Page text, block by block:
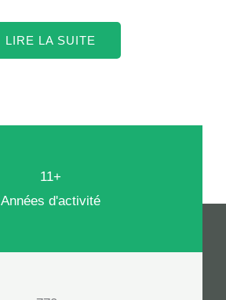
LIRE LA SUITE
11+
Années d'activité